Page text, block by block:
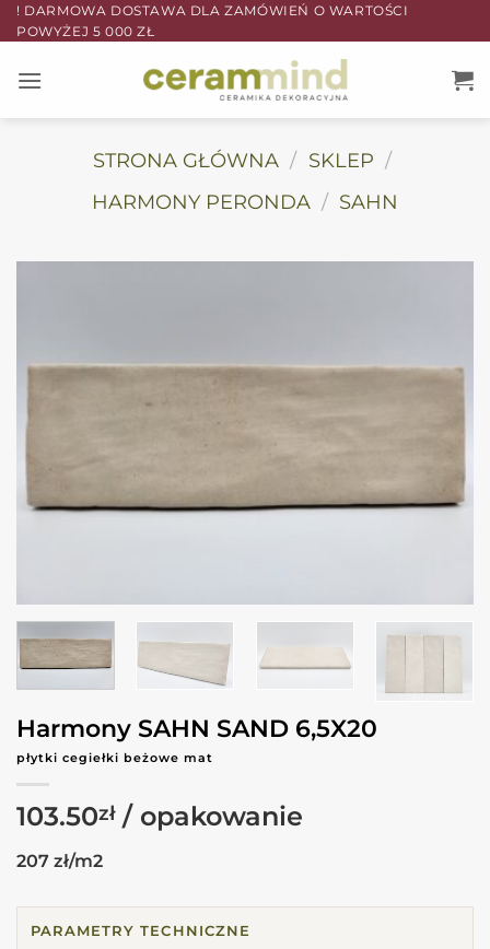
Przewiń
do
! DARMOWA DOSTAWA DLA ZAMÓWIEŃ O WARTOŚCI
POWYŻEJ 5 000 ZŁ
STRONA GŁÓWNA / SKLEP /
HARMONY PERONDA / SAHN
Harmony SAHN SAND 6,5X20
płytki cegiełki beżowe mat
103.50zł
207 zł/m2
PARAMETRY TECHNICZNE